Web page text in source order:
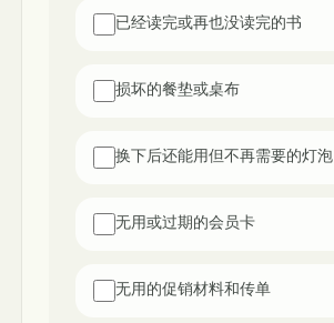
已经读完或再也没读完的书
损坏的餐垫或桌布
换下后还能用但不再需要的灯泡
无用或过期的会员卡
无用的促销材料和传单